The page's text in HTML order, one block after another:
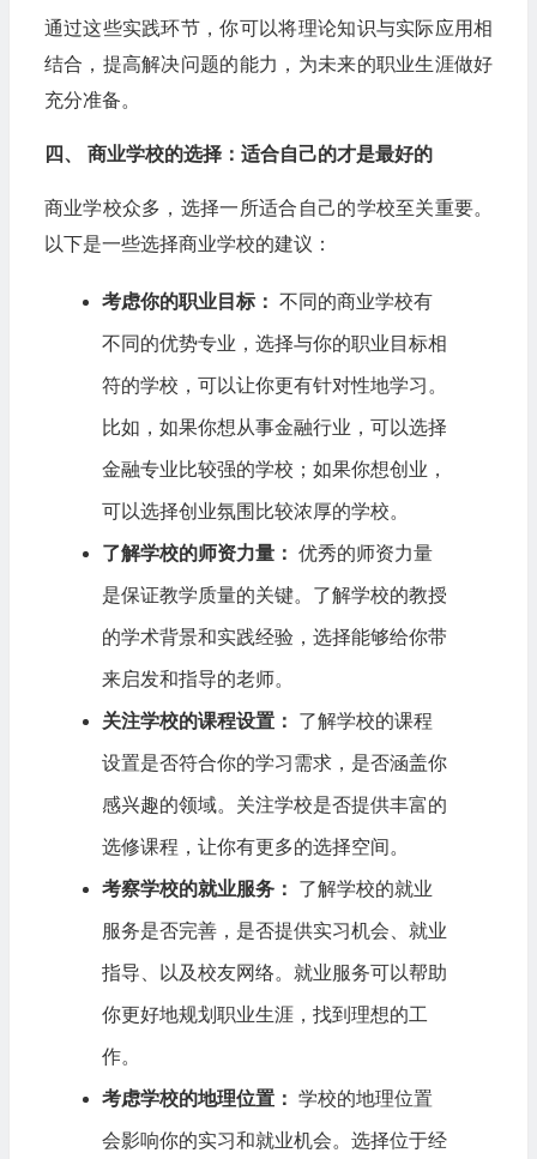
通过这些实践环节，你可以将理论知识与实际应用相
结合，提高解决问题的能力，为未来的职业生涯做好
充分准备。
四、 商业学校的选择：适合自己的才是最好的
商业学校众多，选择一所适合自己的学校至关重要。
以下是一些选择商业学校的建议：
考虑你的职业目标： 不同的商业学校有
不同的优势专业，选择与你的职业目标相
符的学校，可以让你更有针对性地学习。
比如，如果你想从事金融行业，可以选择
金融专业比较强的学校；如果你想创业，
可以选择创业氛围比较浓厚的学校。
了解学校的师资力量： 优秀的师资力量
是保证教学质量的关键。了解学校的教授
的学术背景和实践经验，选择能够给你带
来启发和指导的老师。
关注学校的课程设置： 了解学校的课程
设置是否符合你的学习需求，是否涵盖你
感兴趣的领域。关注学校是否提供丰富的
选修课程，让你有更多的选择空间。
考察学校的就业服务： 了解学校的就业
服务是否完善，是否提供实习机会、就业
指导、以及校友网络。就业服务可以帮助
你更好地规划职业生涯，找到理想的工
作。
考虑学校的地理位置： 学校的地理位置
会影响你的实习和就业机会。选择位于经